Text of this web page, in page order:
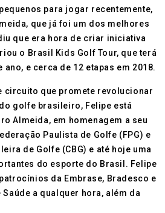
para jogar recentemente,
que já foi um dos melhores
que era hora de criar iniciativa
o Brasil Kids Golf Tour, que terá
e cerca de 12 etapas em 2018.
circuito que promete revolucionar
golfe brasileiro, Felipe está
Almeida, em homenagem a seu
Paulista de Golfe (FPG) e
de Golfe (CBG) e até hoje uma
do esporte do Brasil. Felipe
da Embrase, Bradesco e
Saúde a qualquer hora, além da